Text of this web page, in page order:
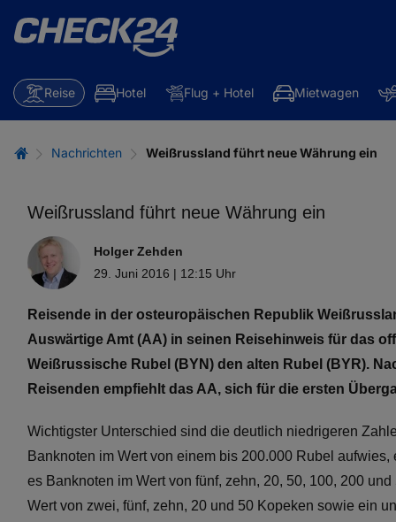
Reise Hotel Flug + Hotel Mietwagen
Nachrichten Weißrussland führt neue Währung ein
Weißrussland führt neue Währung ein
Holger Zehden
29. Juni 2016 | 12:15 Uhr
Reisende in der osteuropäischen Republik
Auswärtige Amt (AA) in seinen Reisehinweis für das
Weißrussische Rubel (BYN) den alten Rubel (BYR).
Reisenden empfiehlt das AA, sich für die ersten
Wichtigster Unterschied sind die deutlich niedrigeren
Banknoten im Wert von einem bis 200.000 Rubel
es Banknoten im Wert von fünf, zehn, 20, 50, 100, 200
Wert von zwei, fünf, zehn, 20 und 50 Kopeken sowie ein